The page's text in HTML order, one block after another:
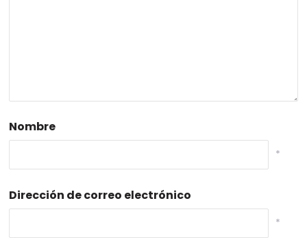
Nombre
*
Dirección de correo electrónico
*